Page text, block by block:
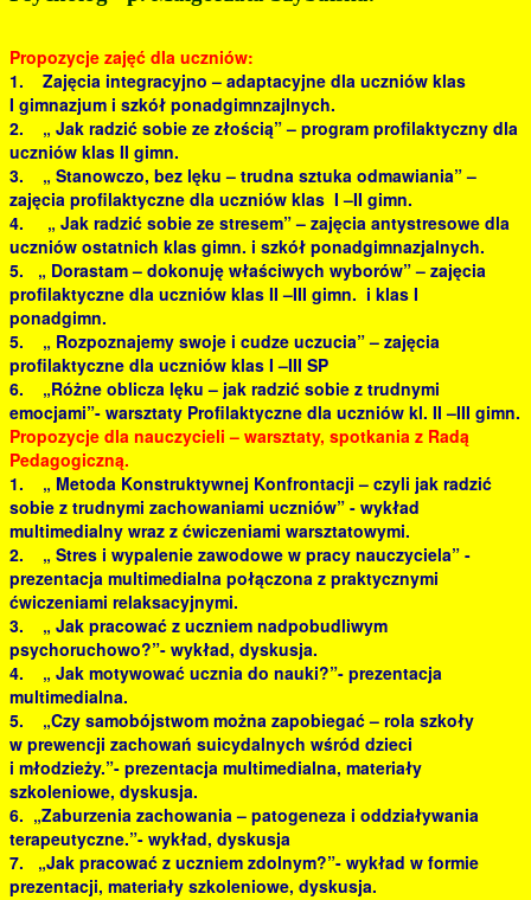
Propozycje zajęć dla uczniów:
1. Zajęcia integracyjno – adaptacyjne dla uczniów klas
I gimnazjum i szkół ponadgimnzajlnych.
2. „ Jak radzić sobie ze złością” – program profilaktyczny dla
uczniów klas II gimn.
3. „ Stanowczo, bez lęku – trudna sztuka odmawiania” –
zajęcia profilaktyczne dla uczniów klas I –II gimn.
4. „ Jak radzić sobie ze stresem” – zajęcia antystresowe dla
uczniów ostatnich klas gimn. i szkół ponadgimnazjalnych.
5. „ Dorastam – dokonuję właściwych wyborów” – zajęcia
profilaktyczne dla uczniów klas II –III gimn. i klas I
ponadgimn.
5. „ Rozpoznajemy swoje i cudze uczucia” – zajęcia
profilaktyczne dla uczniów klas I –III SP
6. „Różne oblicza lęku – jak radzić sobie z trudnymi
emocjami”- warsztaty Profilaktyczne dla uczniów kl. II –III gimn.
Propozycje dla nauczycieli – warsztaty, spotkania z Radą
Pedagogiczną.
1. „ Metoda Konstruktywnej Konfrontacji – czyli jak radzić
sobie z trudnymi zachowaniami uczniów” - wykład
multimedialny wraz z ćwiczeniami warsztatowymi.
2. „ Stres i wypalenie zawodowe w pracy nauczyciela” -
prezentacja multimedialna połączona z praktycznymi
ćwiczeniami relaksacyjnymi.
3. „ Jak pracować z uczniem nadpobudliwym
psychoruchowo?”- wykład, dyskusja.
4. „ Jak motywować ucznia do nauki?”- prezentacja
multimedialna.
5. „Czy samobójstwom można zapobiegać – rola szkoły
w prewencji zachowań suicydalnych wśród dzieci
i młodzieży.”- prezentacja multimedialna, materiały
szkoleniowe, dyskusja.
6. „Zaburzenia zachowania – patogeneza i oddziaływania
terapeutyczne.”- wykład, dyskusja
7. „Jak pracować z uczniem zdolnym?”- wykład w formie
prezentacji, materiały szkoleniowe, dyskusja.